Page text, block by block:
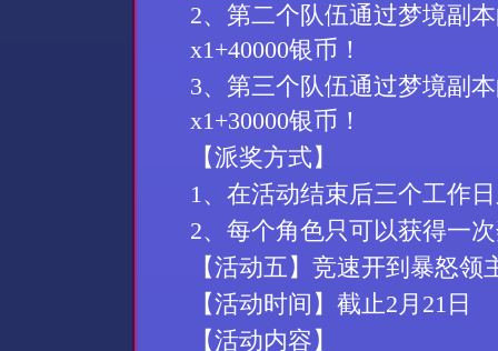
2、第二个队伍通过梦境副本
x1+40000银币 ！
3、第三个队伍通过梦境副本
x1+30000银币 ！
【派奖方式】
1、 在活动结束后三个工作
2、 每个角色只可以获得一
【活动五】竞速开到暴怒领
【活动时间】截止2 月 21 日
【活动内容】